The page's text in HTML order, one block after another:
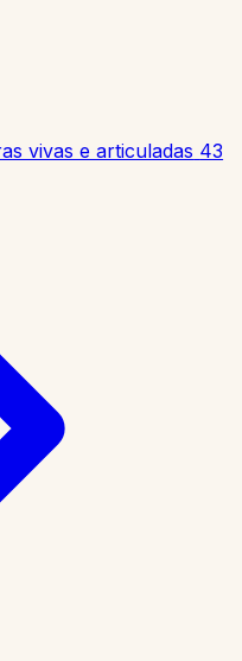
vivas e articuladas 43